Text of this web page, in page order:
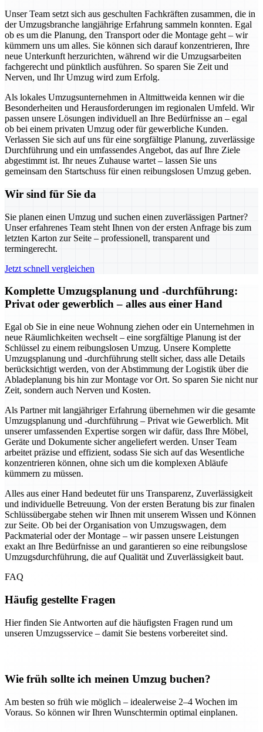
Unser Team setzt sich aus geschulten Fachkräften zusammen, die in
der Umzugsbranche langjährige Erfahrung sammeln konnten. Egal
ob es um die Planung, den Transport oder die Montage geht – wir
kümmern uns um alles. Sie können sich darauf konzentrieren, Ihre
neue Unterkunft herzurichten, während wir die Umzugsarbeiten
fachgerecht und pünktlich ausführen. So sparen Sie Zeit und
Nerven, und Ihr Umzug wird zum Erfolg.
Als lokales Umzugsunternehmen in Altmittweida kennen wir die
Besonderheiten und Herausforderungen im regionalen Umfeld. Wir
passen unsere Lösungen individuell an Ihre Bedürfnisse an – egal
ob bei einem privaten Umzug oder für gewerbliche Kunden.
Verlassen Sie sich auf uns für eine sorgfältige Planung, zuverlässige
Durchführung und ein umfassendes Angebot, das auf Ihre Ziele
abgestimmt ist. Ihr neues Zuhause wartet – lassen Sie uns
gemeinsam den Startschuss für einen reibungslosen Umzug geben.
Wir sind für Sie da
Sie planen einen Umzug und suchen einen zuverlässigen Partner?
Unser erfahrenes Team steht Ihnen von der ersten Anfrage bis zum
letzten Karton zur Seite – professionell, transparent und
termingerecht.
Jetzt schnell vergleichen
Komplette Umzugsplanung und -durchführung:
Privat oder gewerblich – alles aus einer Hand
Egal ob Sie in eine neue Wohnung ziehen oder ein Unternehmen in
neue Räumlichkeiten wechselt – eine sorgfältige Planung ist der
Schlüssel zu einem reibungslosen Umzug. Unsere Komplette
Umzugsplanung und -durchführung stellt sicher, dass alle Details
berücksichtigt werden, von der Abstimmung der Logistik über die
Abladeplanung bis hin zur Montage vor Ort. So sparen Sie nicht nur
Zeit, sondern auch Nerven und Kosten.
Als Partner mit langjähriger Erfahrung übernehmen wir die gesamte
Umzugsplanung und -durchführung – Privat wie Gewerblich. Mit
unserer umfassenden Expertise sorgen wir dafür, dass Ihre Möbel,
Geräte und Dokumente sicher angeliefert werden. Unser Team
arbeitet präzise und effizient, sodass Sie sich auf das Wesentliche
konzentrieren können, ohne sich um die komplexen Abläufe
kümmern zu müssen.
Alles aus einer Hand bedeutet für uns Transparenz, Zuverlässigkeit
und individuelle Betreuung. Von der ersten Beratung bis zur finalen
Schlüssübergabe stehen wir Ihnen mit unserem Wissen und Können
zur Seite. Ob bei der Organisation von Umzugswagen, dem
Packmaterial oder der Montage – wir passen unsere Leistungen
exakt an Ihre Bedürfnisse an und garantieren so eine reibungslose
Umzugsdurchführung, die auf Qualität und Zuverlässigkeit baut.
FAQ
Häufig gestellte Fragen
Hier finden Sie Antworten auf die häufigsten Fragen rund um
unseren Umzugsservice – damit Sie bestens vorbereitet sind.
Wie früh sollte ich meinen Umzug buchen?
Am besten so früh wie möglich – idealerweise 2–4 Wochen im
Voraus. So können wir Ihren Wunschtermin optimal einplanen.